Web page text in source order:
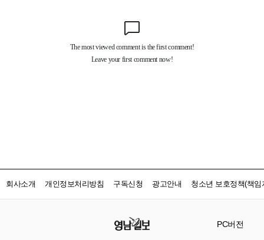
회사소개 개인정보처리방침 구독신청 광고안내 청소년 보호정책(책임
PC버전